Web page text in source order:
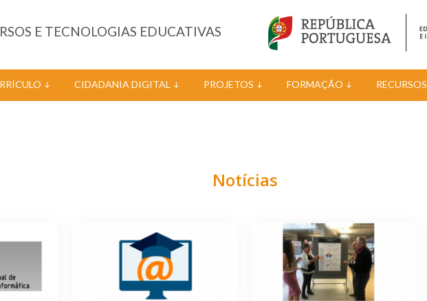
E TECNOLOGIAS EDUCATIVAS
CIDADANIA DIGITAL PROJETOS FORMAÇÃO RECURSOS
Notícias